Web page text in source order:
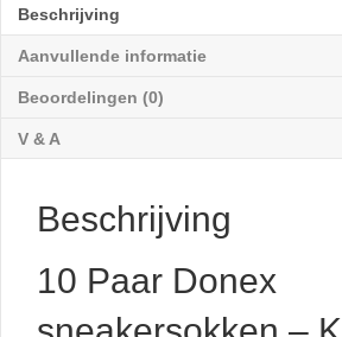
aantal
Beschrijving
Aanvullende informatie
Beoordelingen (0)
V & A
Beschrijving
10 Paar Donex